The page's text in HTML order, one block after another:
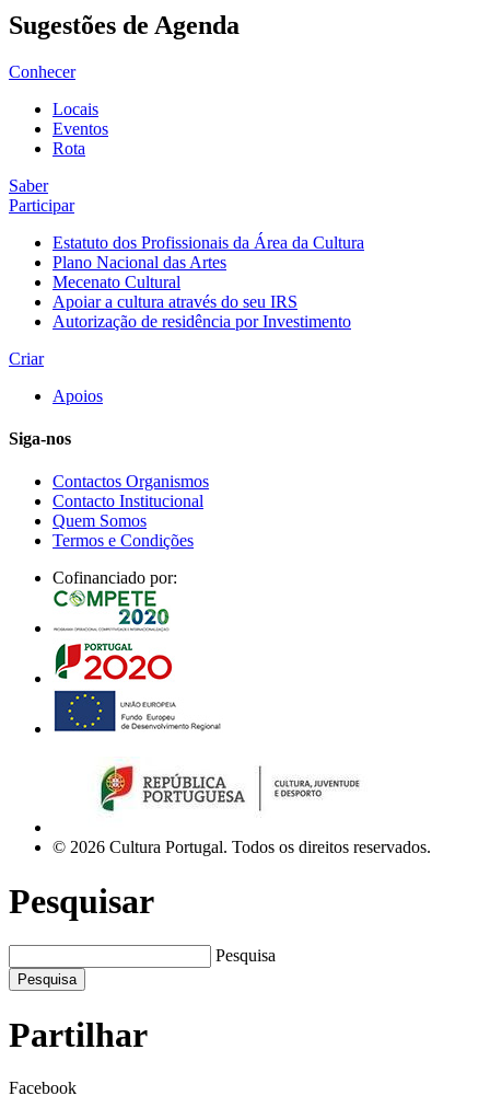
Sugestões de Agenda
Conhecer
Locais
Eventos
Rota
Saber
Participar
Estatuto dos Profissionais da Área da Cultura
Plano Nacional das Artes
Mecenato Cultural
Apoiar a cultura através do seu IRS
Autorização de residência por Investimento
Criar
Apoios
Siga-nos
Contactos Organismos
Contacto Institucional
Quem Somos
Termos e Condições
Cofinanciado por:
© 2026 Cultura Portugal. Todos os direitos reservados.
Pesquisar
Pesquisa
Pesquisa
Partilhar
Facebook